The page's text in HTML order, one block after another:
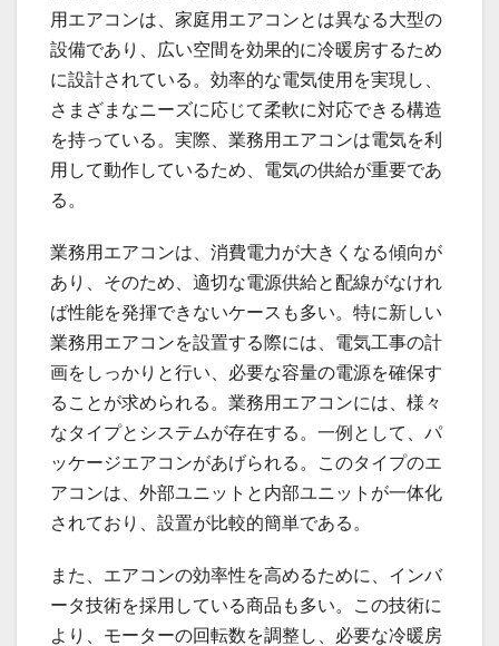
用エアコンは、家庭用エアコンとは異なる大型の
設備であり、広い空間を効果的に冷暖房するため
に設計されている。効率的な電気使用を実現し、
さまざまなニーズに応じて柔軟に対応できる構造
を持っている。実際、業務用エアコンは電気を利
用して動作しているため、電気の供給が重要であ
る。
業務用エアコンは、消費電力が大きくなる傾向が
あり、そのため、適切な電源供給と配線がなけれ
ば性能を発揮できないケースも多い。特に新しい
業務用エアコンを設置する際には、電気工事の計
画をしっかりと行い、必要な容量の電源を確保す
ることが求められる。業務用エアコンには、様々
なタイプとシステムが存在する。一例として、パ
ッケージエアコンがあげられる。このタイプのエ
アコンは、外部ユニットと内部ユニットが一体化
されており、設置が比較的簡単である。
また、エアコンの効率性を高めるために、インバ
ータ技術を採用している商品も多い。この技術に
より、モーターの回転数を調整し、必要な冷暖房